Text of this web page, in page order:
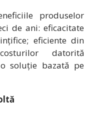
produselor
de ani: eficacitate
eficiente din
datorită
soluție bazată pe